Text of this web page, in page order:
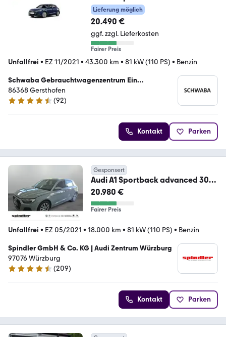
TFSI *LED*NAVI*16"*
Lieferung möglich
20.490 €
ggf. zzgl. Lieferkosten
Fairer Preis
Unfallfrei • EZ 11/2021 • 43.300 km • 81 kW (110 PS) • Benzin
Schwaba Gebrauchtwagenzentrum Ein
Unternehmen der Schwaba GmbH
86368 Gersthofen
4.5 Sterne
(92)
Kontakt Parken
Gesponsert
Audi A1 Sportback advanced 30
TFSI S-tronic / CarPlay
20.980 €
Fairer Preis
Unfallfrei • EZ 05/2021 • 18.000 km • 81 kW (110 PS) • Benzin
Spindler GmbH & Co. KG | Audi Zentrum Würzburg
97076 Würzburg
4.7 Sterne
(209)
Kontakt Parken